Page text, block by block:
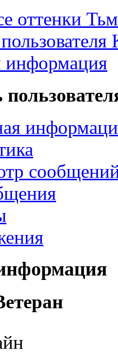
оттенки
информация